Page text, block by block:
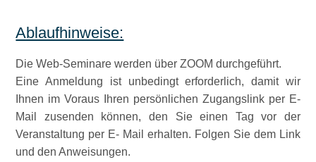
Ablaufhinweise:
Die Web-Seminare werden über ZOOM durchgeführt.
Eine Anmeldung ist unbedingt erforderlich, damit wir
Ihnen im Voraus Ihren persönlichen Zugangslink per E-
Mail zusenden können, den Sie einen Tag vor der
Veranstaltung per E- Mail erhalten. Folgen Sie dem Link
und den Anweisungen.